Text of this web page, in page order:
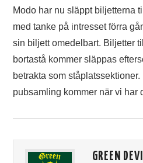
RESOR
TIFO
SOUVENIRER
Modo har nu släppt biljetterna
med tanke på intresset förra
sin biljett omedelbart. Biljetter
bortastå kommer släppas
betrakta som ståplatssektioner.
pubsamling kommer när vi har
GREEN